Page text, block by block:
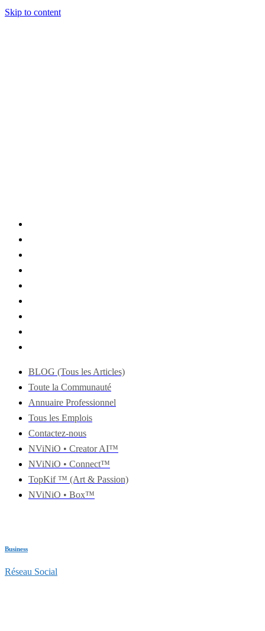
Skip to content
BLOG (Tous les Articles)
Toute la Communauté
Annuaire Professionnel
Tous les Emplois
Contactez-nous
NViNiO • Creator AI™
NViNiO • Connect™
TopKif ™ (Art & Passion)
NViNiO • Box™
Business
Réseau Social